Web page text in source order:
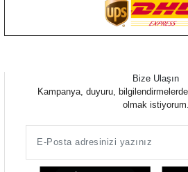
Bize Ulaşın
Kampanya, duyuru,
olmak istiyorum.